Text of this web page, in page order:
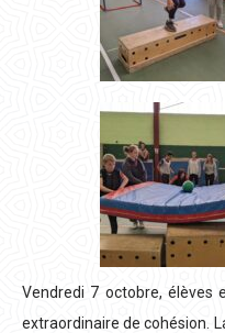
Vendredi 7 octobre, élèves
extraordinaire de cohésion.